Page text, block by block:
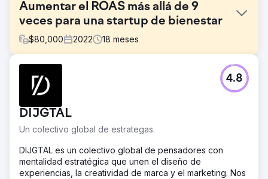
Aumentar el ROAS más allá de 9
veces para una startup de bienestar
$80,000 2022 18 meses
Family First quería aumentar sus ingresos a través de lo
digital y tenía dificultades para llegar a clientes
potenciales y al mismo tiempo crear un mensaje claro
sobre sus servicios.
La solución
Medios pagos a través de Google, Linkedin y anuncios
gráficos Redes sociales a través de Linkedin Contenido a
través de libros electrónicos, escritos y gráficos
DIJGTAL
Un colectivo global de estrategas.
4.8
DIJGTAL es un colectivo global de pensadores con
mentalidad estratégica que unen el diseño de
experiencias, la creatividad de marca y el marketing. Nos